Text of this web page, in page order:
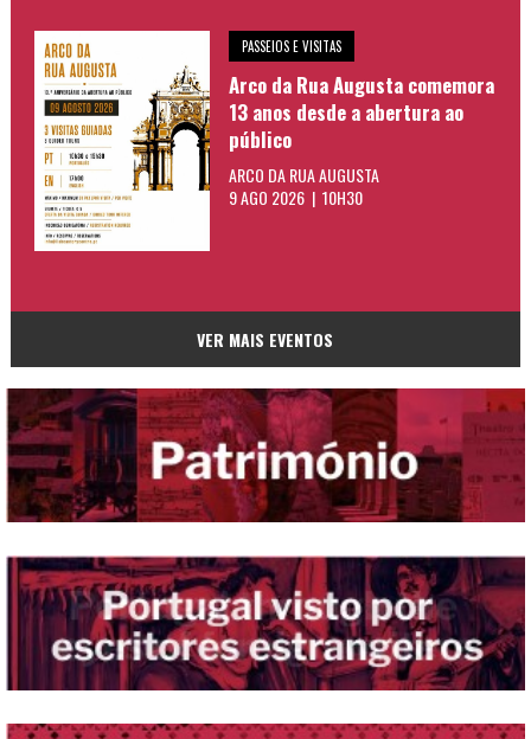
PASSEIOS E VISITAS
Arco da Rua Augusta comemora
13 anos desde a abertura ao
público
ARCO DA RUA AUGUSTA
9 AGO 2026 | 10H30
VER MAIS EVENTOS